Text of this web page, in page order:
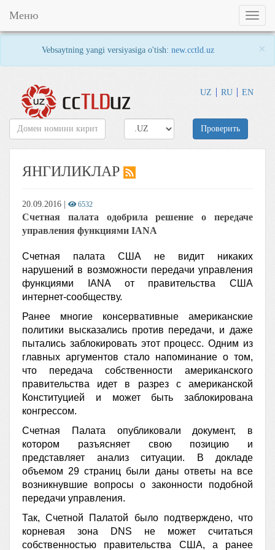
Vebsaytning yangi versiyasiga o'tish: new.cctld.uz ×
UZ RU EN
Toggle
Меню
Проверить
ЯНГИЛИКЛАР
20.09.2016 6532
Счетная палата одобрила решение о передаче
управления функциями IANA
Счетная палата США не видит никаких
нарушений в возможности передачи управления
функциями IANA от правительства США
интернет-сообществу.
Ранее многие консервативные американские
политики высказались против передачи, и даже
пытались заблокировать этот процесс. Одним из
главных аргументов стало напоминание о том,
что передача собственности американского
правительства идет в разрез с американской
Конституцией и может быть заблокирована
конгрессом.
Счетная Палата опубликовали документ, в
котором разъясняет свою позицию и
представляет анализ ситуации. В докладе
объемом 29 страниц были даны ответы на все
возникнувшие вопросы о законности подобной
передачи управления.
Так, Счетной Палатой было подтверждено, что
корневая зона DNS не может считаться
собственностью правительства США, а ранее